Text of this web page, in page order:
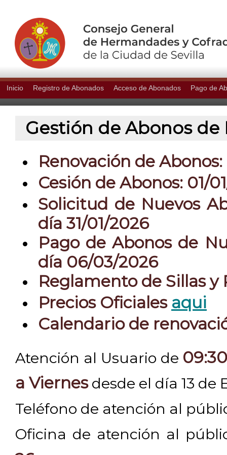
Inicio Registro de Abonados Acceso de Abonados Pago de
Gestión de Abonos de
Renovación de
Cesión de Abonos: 01/
Solicitud de Nuevos
día 31/01/2026
Pago de Abonos de
día 06/03/2026
Reglamento de Sillas y
Precios Oficiales aqui
Calendario de
Atención al Usuario de
a Viernesdesde el día 13 de
Teléfono de atención al
Oficina de atención al